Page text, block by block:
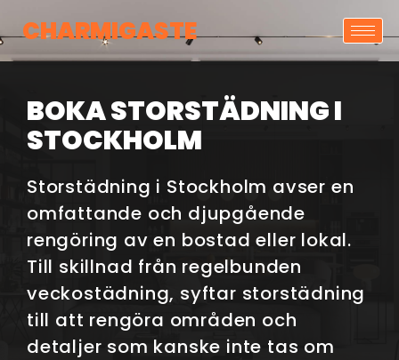
CHARMIGASTE
BOKA STORSTÄDNING I
STOCKHOLM
Storstädning i Stockholm avser en
omfattande och djupgående
rengöring av en bostad eller lokal.
Till skillnad från regelbunden
veckostädning, syftar storstädning
till att rengöra områden och
detaljer som kanske inte tas om